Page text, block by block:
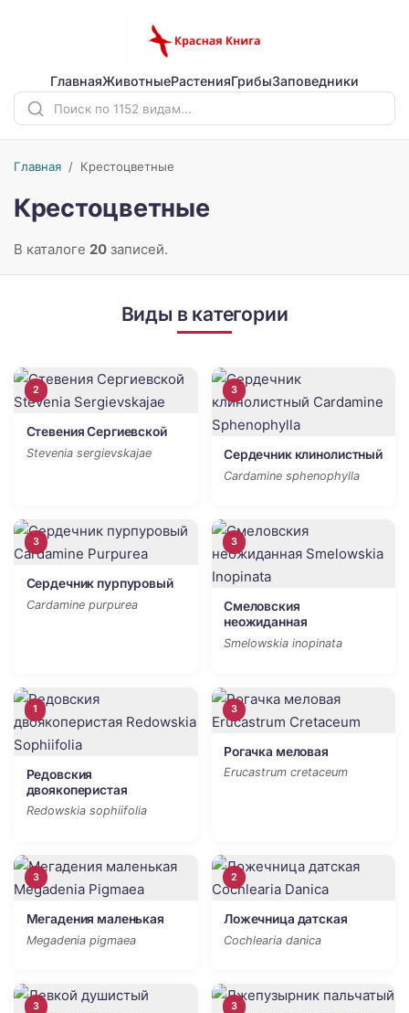
ГлавнаяЖивотныеРастенияГрибыЗаповедники
Главная / Крестоцветные
Крестоцветные
В каталоге 20 записей.
Виды в категории
2
Стевения Сергиевской
Stevenia sergievskajae
3
Сердечник клинолистный
Cardamine sphenophylla
3
Сердечник пурпуровый
Cardamine purpurea
3
Смеловския
неожиданная
Smelowskia inopinata
1
Редовския
двоякоперистая
Redowskia sophiifolia
3
Рогачка меловая
Erucastrum cretaceum
3
Мегадения маленькая
Megadenia pigmaea
2
Ложечница датская
Cochlearia danica
3 3